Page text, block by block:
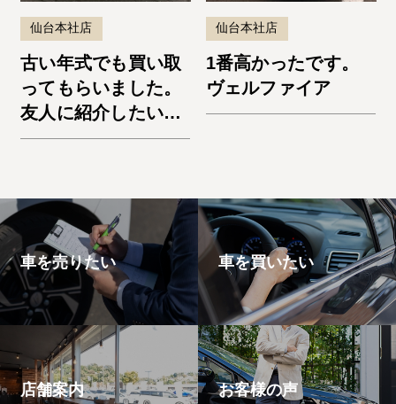
仙台本社店
古い年式でも買い取
ってもらいました。
友人に紹介したいと
思います。エスケー
仙台本社店
1番高かったです。
ヴェルファイア
車を売りたい 車を買いたい
店舗案内 お客様の声